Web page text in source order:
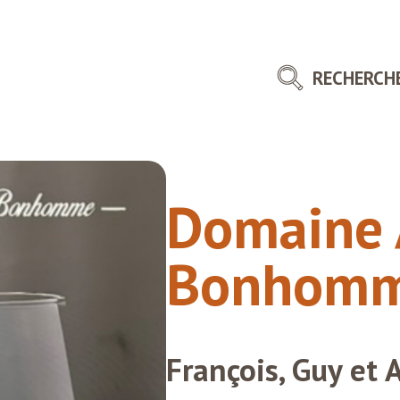
François, Guy et